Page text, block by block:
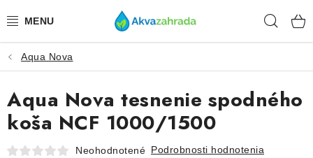
na
TECHNIKA
HNOJIVÁ
VODA
Aqua Nova
Aqua Nova tesnenie spodného
koša NCF 1000/1500
Neohodnotené Podrobnosti hodnotenia